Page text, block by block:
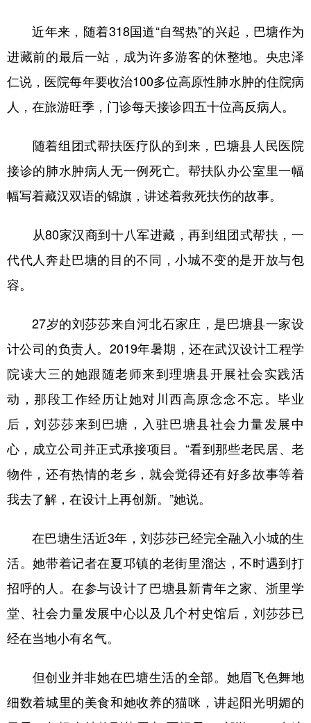
近年来，随着318国道“自驾热”的兴起，巴塘作为
进藏前的最后一站，成为许多游客的休整地。央忠泽
仁说，医院每年要收治100多位高原性肺水肿的住院病
人，在旅游旺季，门诊每天接诊四五十位高反病人。
随着组团式帮扶医疗队的到来，巴塘县人民医院
接诊的肺水肿病人无一例死亡。帮扶队办公室里一幅
幅写着藏汉双语的锦旗，讲述着救死扶伤的故事。
从80家汉商到十八军进藏，再到组团式帮扶，一
代代人奔赴巴塘的目的不同，小城不变的是开放与包
容。
27岁的刘莎莎来自河北石家庄，是巴塘县一家设
计公司的负责人。2019年暑期，还在武汉设计工程学
院读大三的她跟随老师来到理塘县开展社会实践活
动，那段工作经历让她对川西高原念念不忘。毕业
后，刘莎莎来到巴塘，入驻巴塘县社会力量发展中
心，成立公司并正式承接项目。“看到那些老民居、老
物件，还有热情的老乡，就会觉得还有好多故事等着
我去了解，在设计上再创新。”她说。
在巴塘生活近3年，刘莎莎已经完全融入小城的生
活。她带着记者在夏邛镇的老街里溜达，不时遇到打
招呼的人。在参与设计了巴塘县新青年之家、浙里学
堂、社会力量发展中心以及几个村史馆后，刘莎莎已
经在当地小有名气。
但创业并非她在巴塘生活的全部。她眉飞色舞地
细数着城里的美食和她收养的猫咪，讲起阳光明媚的